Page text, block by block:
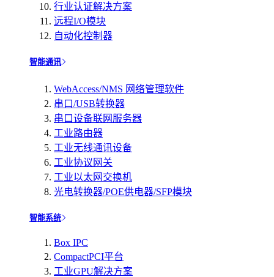
行业认证解决方案
远程I/O模块
自动化控制器
智能通讯
WebAccess/NMS 网络管理软件
串口/USB转换器
串口设备联网服务器
工业路由器
工业无线通讯设备
工业协议网关
工业以太网交换机
光电转换器/POE供电器/SFP模块
智能系统
Box IPC
CompactPCI平台
工业GPU解决方案